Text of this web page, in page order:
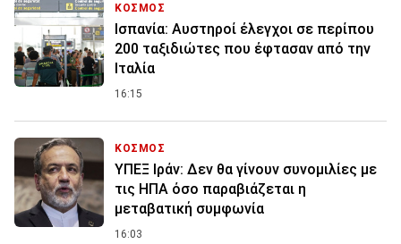
ΚΟΣΜΟΣ
Ισπανία: Aυστηροί έλεγχοι σε περίπου
200 ταξιδιώτες που έφτασαν από την
Ιταλία
16:15
ΚΟΣΜΟΣ
ΥΠΕΞ Ιράν: Δεν θα γίνουν συνομιλίες με
τις ΗΠΑ όσο παραβιάζεται η
μεταβατική συμφωνία
16:03